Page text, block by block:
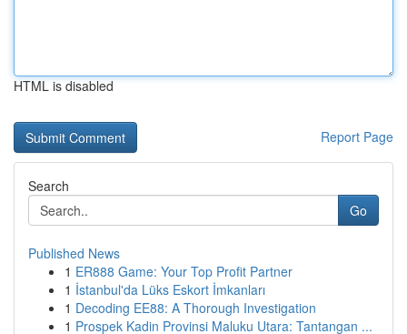
HTML is disabled
Report Page
Search
Go
Published News
1 ER888 Game: Your Top Profit Partner
1 İstanbul'da Lüks Eskort İmkanları
1 Decoding EE88: A Thorough Investigation
1 Prospek Kadin Provinsi Maluku Utara: Tantangan ...